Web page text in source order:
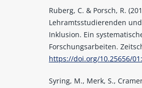
Ruberg, C. & Porsch, R.
Lehramtsstudierenden
Inklusion. Ein
Forschungsarbeiten.
https://doi.org/10.25656/
Syring, M., Merk, S.,